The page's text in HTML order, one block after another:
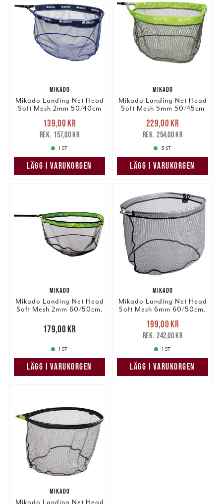
MIKADO
Mikado Landing Net Head
Soft Mesh 2mm 50/40cm
Nuvarande pris
139,00 krTidigare pris
157,00 kr
139,00 kr
157,00 kr
1 ST
LÄGG I VARUKORGEN
MIKADO
Mikado Landing Net Head
Soft Mesh 5mm 50/45cm
Nuvarande pris
229,00 krTidigare pris
254,00 kr
229,00 kr
254,00 kr
3 ST
LÄGG I VARUKORGEN
MIKADO
Mikado Landing Net Head
Soft Mesh 2mm 60/50cm.
179,00 kr
179,00 kr
1 ST
LÄGG I VARUKORGEN
MIKADO
Mikado Landing Net Head
Soft Mesh 6mm 60/50cm.
Nuvarande pris
199,00 krTidigare pris
242,00 kr
199,00 kr
242,00 kr
1 ST
LÄGG I VARUKORGEN
MIKADO